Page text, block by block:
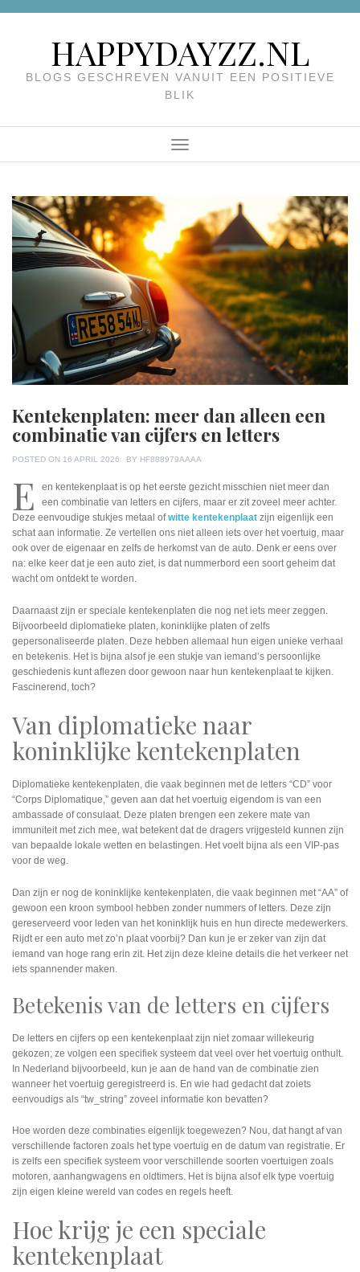
HAPPYDAYZZ.NL
BLOGS GESCHREVEN VANUIT EEN POSITIEVE
BLIK
Menu
Kentekenplaten: meer dan alleen een
combinatie van cijfers en letters
POSTED ON 16 APRIL 2026 BY HF888979AAAA
E
en kentekenplaat is op het eerste gezicht misschien niet meer dan
een combinatie van letters en cijfers, maar er zit zoveel meer achter.
Deze eenvoudige stukjes metaal ofwitte kentekenplaat zijn eigenlijk een
schat aan informatie. Ze vertellen ons niet alleen iets over het voertuig, maar
ook over de eigenaar en zelfs de herkomst van de auto. Denk er eens over
na: elke keer dat je een auto ziet, is dat nummerbord een soort geheim dat
wacht om ontdekt te worden.
Daarnaast zijn er speciale kentekenplaten die nog net iets meer zeggen.
Bijvoorbeeld diplomatieke platen, koninklijke platen of zelfs
gepersonaliseerde platen. Deze hebben allemaal hun eigen unieke verhaal
en betekenis. Het is bijna alsof je een stukje van iemand’s persoonlijke
geschiedenis kunt aflezen door gewoon naar hun kentekenplaat te kijken.
Fascinerend, toch?
Van diplomatieke naar
koninklijke kentekenplaten
Diplomatieke kentekenplaten, die vaak beginnen met de letters “CD” voor
“Corps Diplomatique,” geven aan dat het voertuig eigendom is van een
ambassade of consulaat. Deze platen brengen een zekere mate van
immuniteit met zich mee, wat betekent dat de dragers vrijgesteld kunnen zijn
van bepaalde lokale wetten en belastingen. Het voelt bijna als een VIP-pas
voor de weg.
Dan zijn er nog de koninklijke kentekenplaten, die vaak beginnen met “AA” of
gewoon een kroon symbool hebben zonder nummers of letters. Deze zijn
gereserveerd voor leden van het koninklijk huis en hun directe medewerkers.
Rijdt er een auto met zo’n plaat voorbij? Dan kun je er zeker van zijn dat
iemand van hoge rang erin zit. Het zijn deze kleine details die het verkeer net
iets spannender maken.
Betekenis van de letters en cijfers
De letters en cijfers op een kentekenplaat zijn niet zomaar willekeurig
gekozen; ze volgen een specifiek systeem dat veel over het voertuig onthult.
In Nederland bijvoorbeeld, kun je aan de hand van de combinatie zien
wanneer het voertuig geregistreerd is. En wie had gedacht dat zoiets
eenvoudigs als “tw_string” zoveel informatie kon bevatten?
Hoe worden deze combinaties eigenlijk toegewezen? Nou, dat hangt af van
verschillende factoren zoals het type voertuig en de datum van registratie. Er
is zelfs een specifiek systeem voor verschillende soorten voertuigen zoals
motoren, aanhangwagens en oldtimers. Het is bijna alsof elk type voertuig
zijn eigen kleine wereld van codes en regels heeft.
Hoe krijg je een speciale
kentekenplaat